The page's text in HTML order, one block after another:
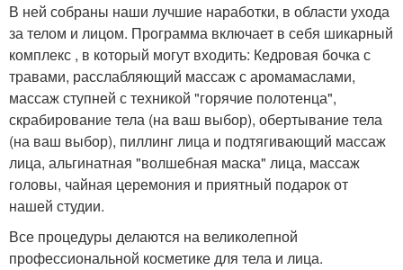
В ней собраны наши лучшие наработки, в области ухода
за телом и лицом. Программа включает в себя шикарный
комплекс , в который могут входить: Кедровая бочка с
травами, расслабляющий массаж с аромамаслами,
массаж ступней с техникой "горячие полотенца",
скрабирование тела (на ваш выбор), обертывание тела
(на ваш выбор), пиллинг лица и подтягивающий массаж
лица, альгинатная "волшебная маска" лица, массаж
головы, чайная церемония и приятный подарок от
нашей студии.
Все процедуры делаются на великолепной
профессиональной косметике для тела и лица.